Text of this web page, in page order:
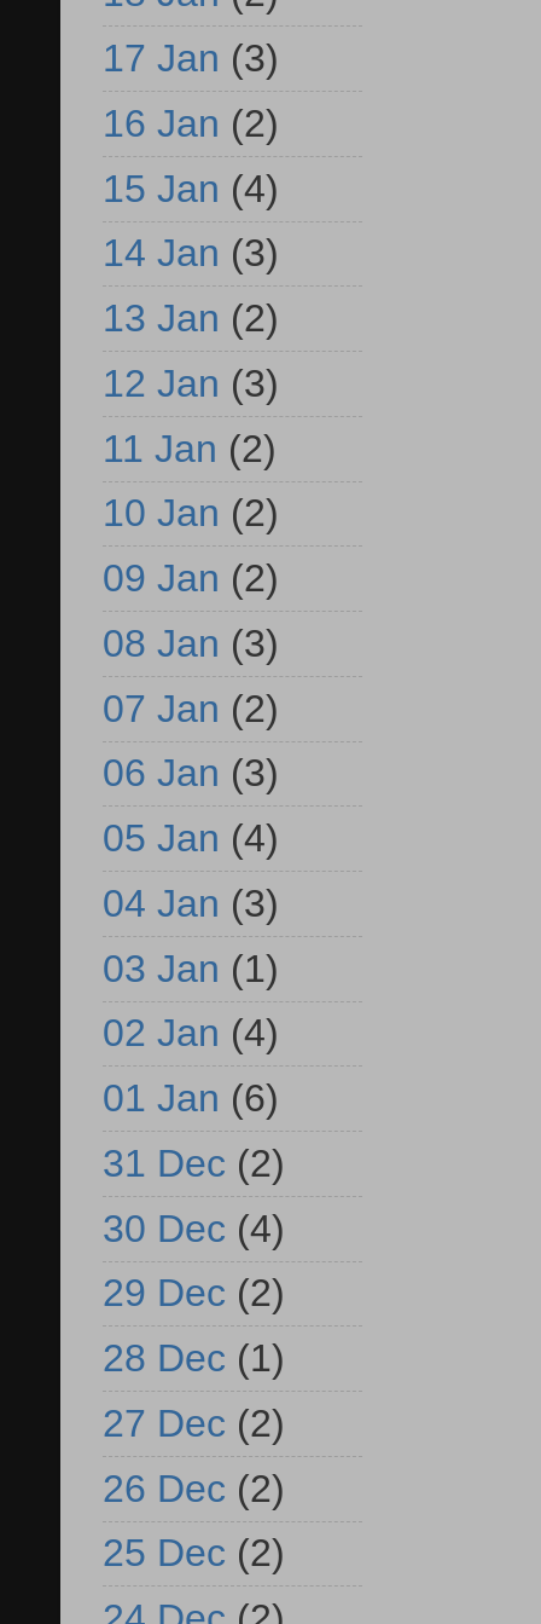
17 Jan (3)
16 Jan (2)
15 Jan (4)
14 Jan (3)
13 Jan (2)
12 Jan (3)
11 Jan (2)
10 Jan (2)
09 Jan (2)
08 Jan (3)
07 Jan (2)
06 Jan (3)
05 Jan (4)
04 Jan (3)
03 Jan (1)
02 Jan (4)
01 Jan (6)
31 Dec (2)
30 Dec (4)
29 Dec (2)
28 Dec (1)
27 Dec (2)
26 Dec (2)
25 Dec (2)